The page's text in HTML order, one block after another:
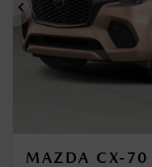
Précédent
MAZDA CX-70